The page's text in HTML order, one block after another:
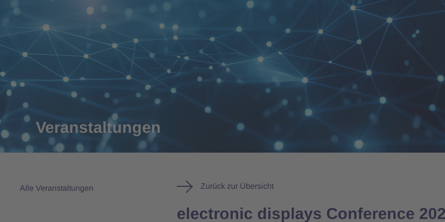
Veranstaltungen
Alle Veranstaltungen Zurück zur Übersicht
electronic displays Conference